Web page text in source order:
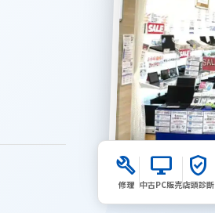
build
修理
desktop_windows
中古PC販売
verified_user
店頭診断